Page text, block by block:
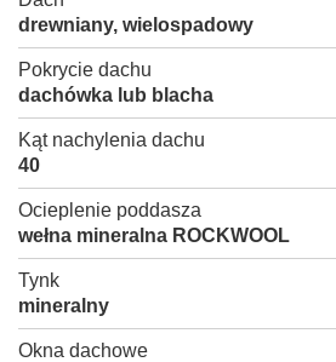
drewniany, wielospadowy
Pokrycie dachu
dachówka lub blacha
Kąt nachylenia dachu
40
Ocieplenie poddasza
wełna mineralna ROCKWOOL
Tynk
mineralny
Okna dachowe